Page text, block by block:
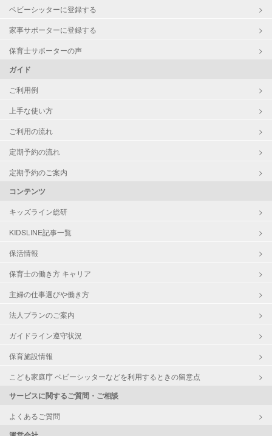
ベビーシッターに登録する
家事サポーターに登録する
保育士サポーターの声
ガイド
ご利用例
上手な使い方
ご利用の流れ
定期予約の流れ
定期予約のご案内
コンテンツ
キッズライン総研
KIDSLINE記事一覧
保活情報
保育士の働き方 キャリア
主婦の仕事選びや働き方
法人プランのご案内
ガイドライン遵守状況
保育施設情報
こども家庭庁 ベビーシッターなどを利用するときの留意点
サービスに関するご質問・ご相談
よくあるご質問